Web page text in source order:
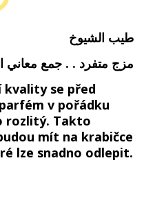
طيب الشيوخ
مزج متفرد . . جمع معاني
kvality se před
v pořádku
rozlitý. Takto
mít na krabičce
lze snadno odlepit.